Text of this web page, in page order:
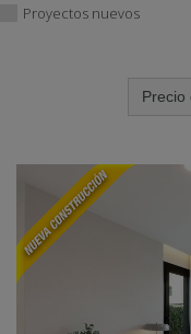
Proyectos nuevos